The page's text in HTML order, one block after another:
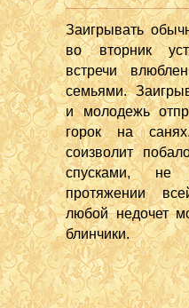
Заигрывать
во вторник
встречи
семьями.
и молодежь
горок на
соизволит
спусками, не
протяжении
любой недочет
блинчики.